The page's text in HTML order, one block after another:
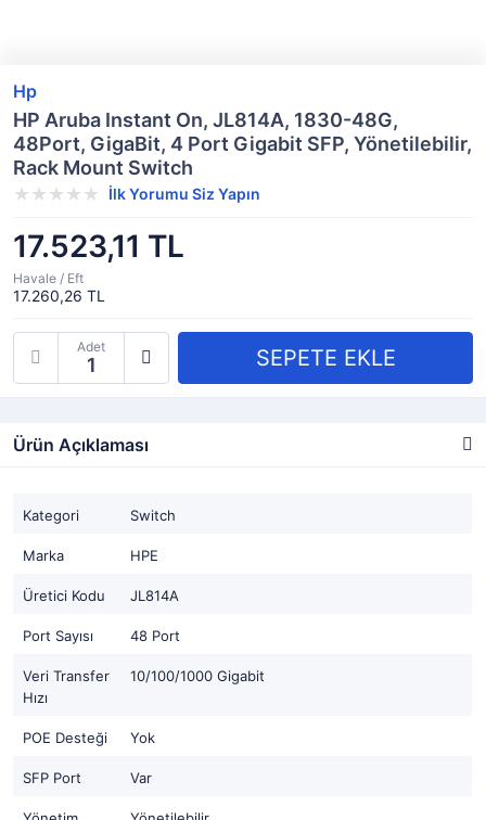
Hp
HP Aruba Instant On, JL814A, 1830-48G,
48Port, GigaBit, 4 Port Gigabit SFP, Yönetilebilir,
Rack Mount Switch
İlk Yorumu Siz Yapın
17.523,11 TL
Havale / Eft
17.260,26 TL
Adet
Ürün Açıklaması
Kategori Switch
Marka HPE
Üretici Kodu JL814A
Port Sayısı 48 Port
Veri Transfer
Hızı
10/100/1000 Gigabit
POE Desteği Yok
SFP Port Var